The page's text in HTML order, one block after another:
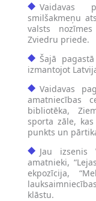
Vaidavas
smilšakmeņu
valsts
Zviedru priede.
Šajā
izmantojot
Vaidavas
amatniecības
bibliotēka,
sporta zāle,
punkts un
Jau izsenis
amatnieki,
ekpozīcija,
klāstu.